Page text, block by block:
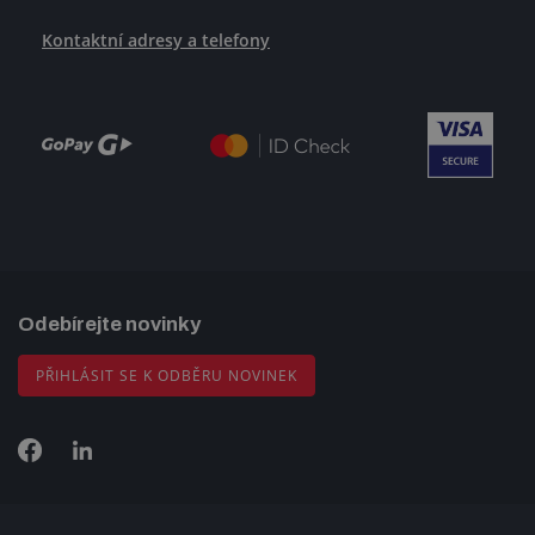
Kontaktní adresy a telefony
Odebírejte novinky
PŘIHLÁSIT SE K ODBĚRU NOVINEK